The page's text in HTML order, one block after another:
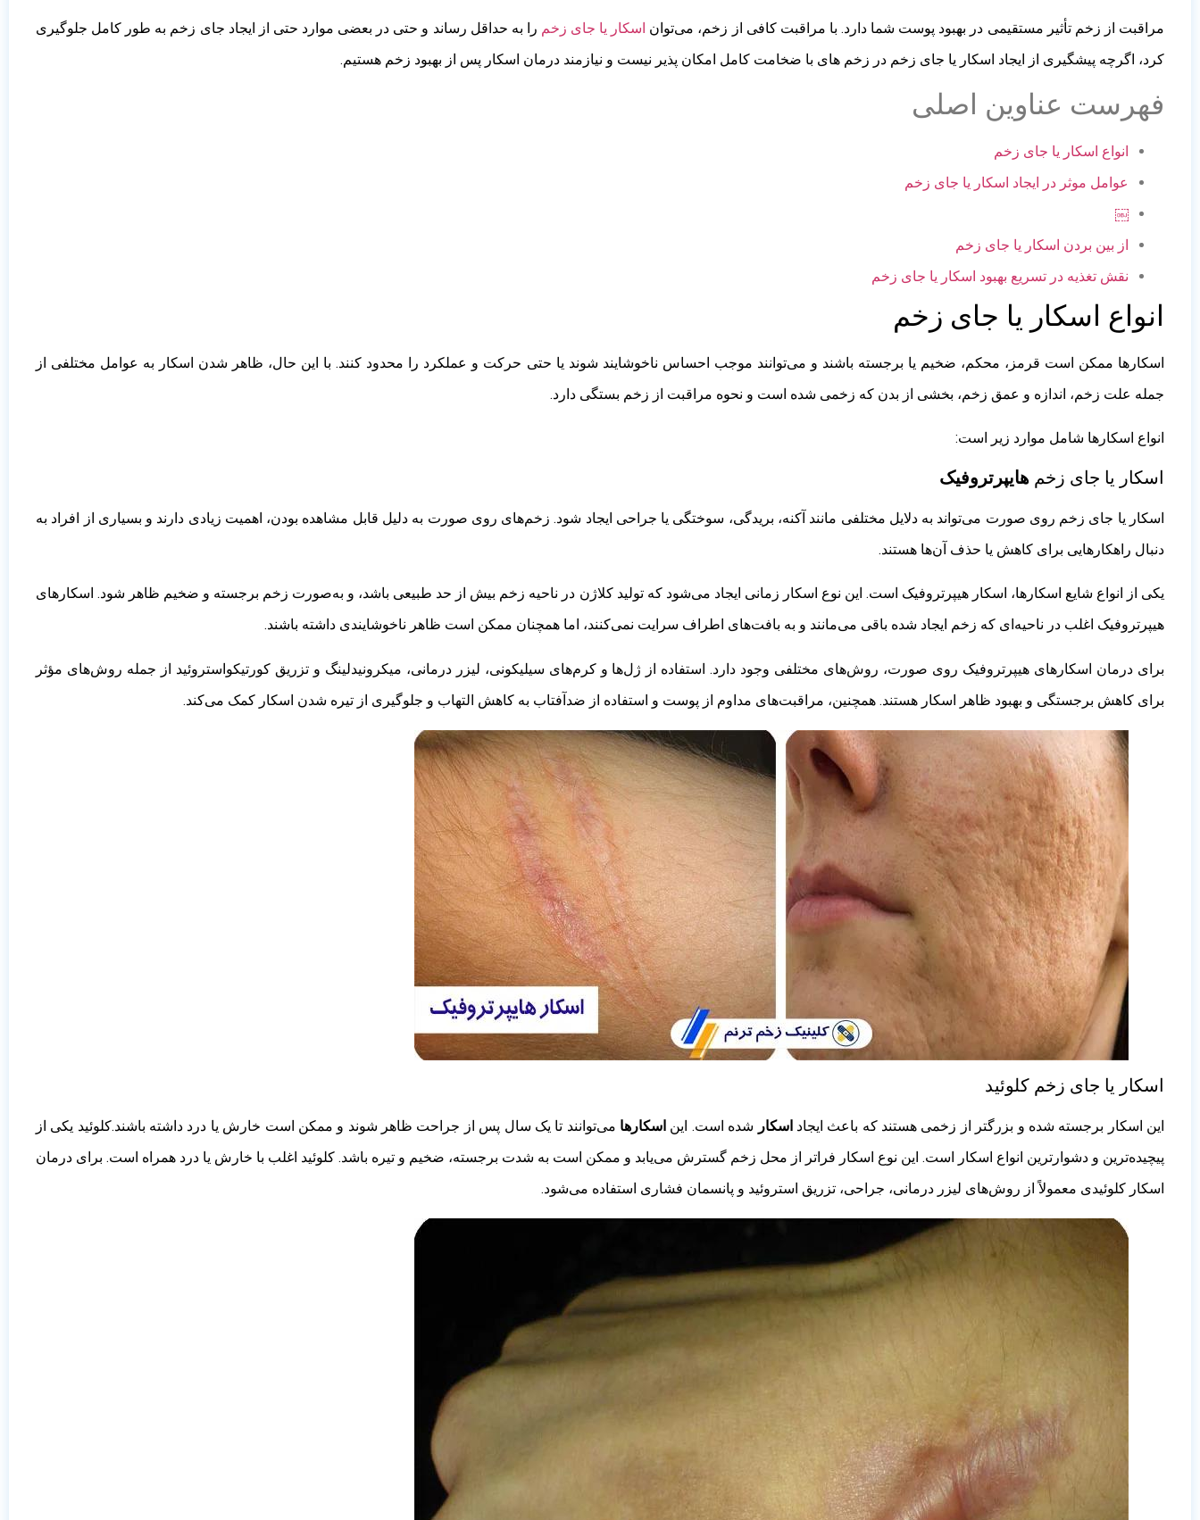
مراقبت از زخم تأثیر مستقیمی در بهبود پوست شما دارد. با مراقبت کافی از زخم، می‌توان اسکار یا جای زخم را به حداقل رساند و حتی در بعضی موارد حتی از ایجاد جای زخم به طور کامل جلوگیری
کرد، اگرچه پیشگیری از ایجاد اسکار یا جای زخم در زخم های با ضخامت کامل امکان پذیر نیست و نیازمند درمان اسکار پس از بهبود زخم هستیم.
فهرست عناوین اصلی
انواع اسکار یا جای زخم
عوامل موثر در ایجاد اسکار یا جای زخم
￼
از بین بردن اسکار یا جای زخم
نقش تغذیه در تسریع بهبود اسکار یا جای زخم
انواع اسکار یا جای زخم
اسکارها ممکن است قرمز، محکم، ضخیم یا برجسته باشند و می‌توانند موجب احساس ناخوشایند شوند یا حتی حرکت و عملکرد را محدود کنند. با این حال، ظاهر شدن اسکار به عوامل مختلفی از
جمله علت زخم، اندازه و عمق زخم، بخشی از بدن که زخمی شده است و نحوه مراقبت از زخم بستگی دارد.
انواع اسکارها شامل موارد زیر است:
اسکار یا جای زخم هایپرتروفیک
اسکار یا جای زخم روی صورت می‌تواند به دلایل مختلفی مانند آکنه، بریدگی، سوختگی یا جراحی ایجاد شود. زخم‌های روی صورت به دلیل قابل‌ مشاهده بودن، اهمیت زیادی دارند و بسیاری از افراد به
دنبال راهکارهایی برای کاهش یا حذف آن‌ها هستند.
یکی از انواع شایع اسکارها، اسکار هیپرتروفیک است. این نوع اسکار زمانی ایجاد می‌شود که تولید کلاژن در ناحیه زخم بیش از حد طبیعی باشد، و به‌صورت زخم برجسته و ضخیم ظاهر شود. اسکارهای
هیپرتروفیک اغلب در ناحیه‌ای که زخم ایجاد شده باقی می‌مانند و به بافت‌های اطراف سرایت نمی‌کنند، اما همچنان ممکن است ظاهر ناخوشایندی داشته باشند.
برای درمان اسکارهای هیپرتروفیک روی صورت، روش‌های مختلفی وجود دارد. استفاده از ژل‌ها و کرم‌های سیلیکونی، لیزر درمانی، میکرونیدلینگ و تزریق کورتیکواستروئید از جمله روش‌های مؤثر
برای کاهش برجستگی و بهبود ظاهر اسکار هستند. همچنین، مراقبت‌های مداوم از پوست و استفاده از ضدآفتاب به کاهش التهاب و جلوگیری از تیره شدن اسکار کمک می‌کند.
اسکار یا جای زخم کلوئید
این اسکار برجسته شده و بزرگتر از زخمی هستند که باعث ایجاد اسکار شده است. این اسکارها می‌توانند تا یک سال پس از جراحت ظاهر شوند و ممکن است خارش یا درد داشته باشند.کلوئید یکی از
پیچیده‌ترین و دشوارترین انواع اسکار است. این نوع اسکار فراتر از محل زخم گسترش می‌یابد و ممکن است به شدت برجسته، ضخیم و تیره باشد. کلوئید اغلب با خارش یا درد همراه است. برای درمان
اسکار کلوئیدی معمولاً از روش‌های لیزر درمانی، جراحی، تزریق استروئید و پانسمان فشاری استفاده می‌شود.